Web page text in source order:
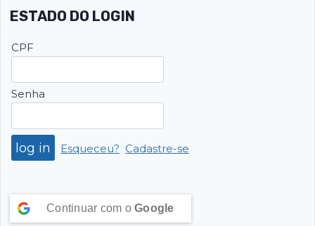
ESTADO DO LOGIN
CPF
Senha
Esqueceu? Cadastre-se
Continuar com o Google